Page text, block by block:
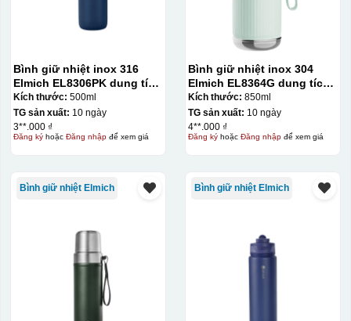
Bình giữ nhiệt inox 316
Elmich EL8306PK dung tích
500ml
Kích thước: 500ml
TG sản xuất: 10 ngày
3**.000 ₫
Đăng kýhoặc Đăng nhậpđể xem giá
Bình giữ nhiệt inox 304
Elmich EL8364G dung tích
850ml
Kích thước: 850ml
TG sản xuất: 10 ngày
4**.000 ₫
Đăng kýhoặc Đăng nhậpđể xem giá
Bình giữ nhiệt Elmich Bình giữ nhiệt Elmich